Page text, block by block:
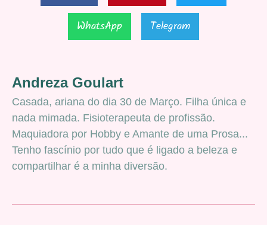
WhatsApp
Telegram
Andreza Goulart
Casada, ariana do dia 30 de Março. Filha única e
nada mimada. Fisioterapeuta de profissão.
Maquiadora por Hobby e Amante de uma Prosa...
Tenho fascínio por tudo que é ligado a beleza e
compartilhar é a minha diversão.